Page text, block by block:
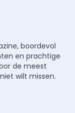
boordevol
en prachtige
de meest
wilt missen.